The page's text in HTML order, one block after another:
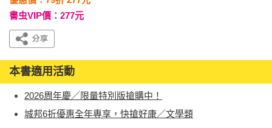
書虫VIP價：277元
本書適用活動
2026周年慶／限量特別版搶購中！
城邦6折優惠全年專享，快搶好康／文學類